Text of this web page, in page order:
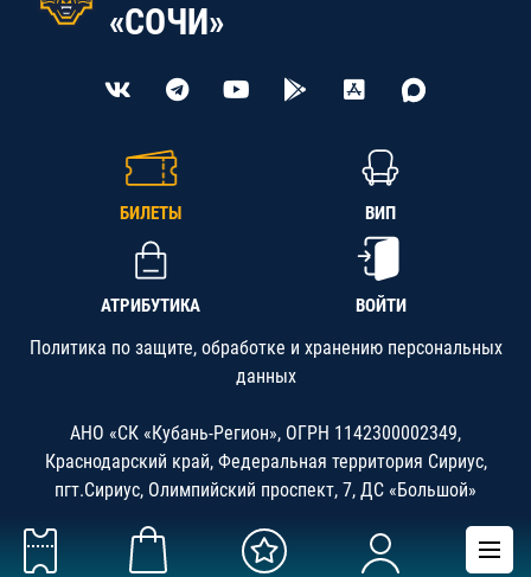
«СОЧИ»
БИЛЕТЫ ВИП
АТРИБУТИКА ВОЙТИ
Политика по защите, обработке и хранению персональных
данных
АНО «СК «Кубань-Регион», ОГРН 1142300002349,
Краснодарский край, Федеральная территория Сириус,
пгт.Сириус, Олимпийский проспект, 7, ДС «Большой»